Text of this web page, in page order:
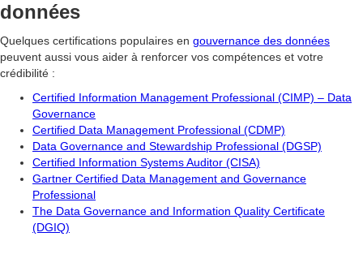
données
Quelques certifications populaires en gouvernance des données
peuvent aussi vous aider à renforcer vos compétences et votre
crédibilité :
Certified Information Management Professional (CIMP) – Data
Governance
Certified Data Management Professional (CDMP)
Data Governance and Stewardship Professional (DGSP)
Certified Information Systems Auditor (CISA)
Gartner Certified Data Management and Governance
Professional
The Data Governance and Information Quality Certificate
(DGIQ)